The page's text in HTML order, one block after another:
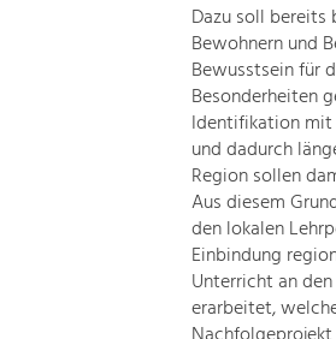
Dazu soll bereits
Bewohnern und
Bewusstsein für
Besonderheiten
Identifikation
und dadurch
Region sollen
Aus diesem
den lokalen
Einbindung
Unterricht an
erarbeitet,